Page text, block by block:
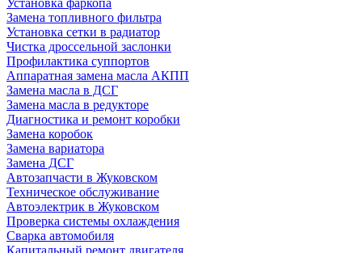
Установка фаркопа
Замена топливного фильтра
Установка сетки в радиатор
Чистка дроссельной заслонки
Профилактика суппортов
Аппаратная замена масла АКПП
Замена масла в ДСГ
Замена масла в редукторе
Диагностика и ремонт коробки
Замена коробок
Замена вариатора
Замена ДСГ
Автозапчасти в Жуковском
Техническое обслуживание
Автоэлектрик в Жуковском
Проверка системы охлаждения
Сварка автомобиля